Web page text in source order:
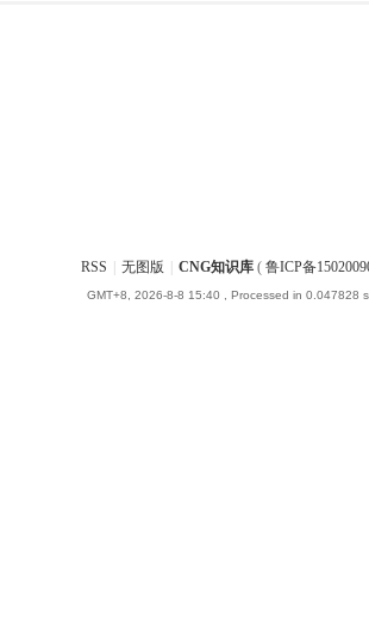
RSS 无图版 CNG知识库 ( 鲁ICP备
GMT+8, 2026-8-8 15:40 , Processed in 0.047828